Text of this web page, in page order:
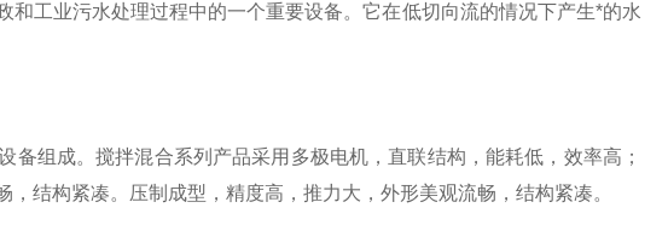
工业污水处理过程中的一个重要设备。它在低切向流的情况下产生*的水
组成。搅拌混合系列产品采用多极电机，直联结构，能耗低，效率高；
结构紧凑。压制成型，精度高，推力大，外形美观流畅，结构紧凑。